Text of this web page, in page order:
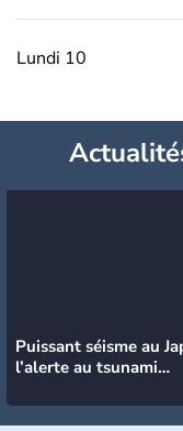
Lundi 10
Puissant séisme au
l’alerte au tsunami